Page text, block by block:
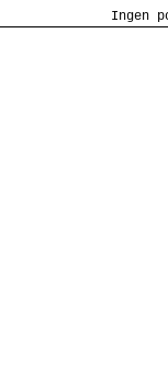
Ingen